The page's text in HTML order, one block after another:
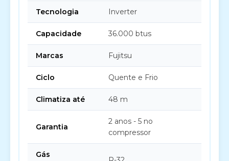
Tecnologia Inverter
Capacidade 36.000 btus
Marcas Fujitsu
Ciclo Quente e Frio
Climatiza até 48 m
Garantia
2 anos - 5 no
compressor
Gás